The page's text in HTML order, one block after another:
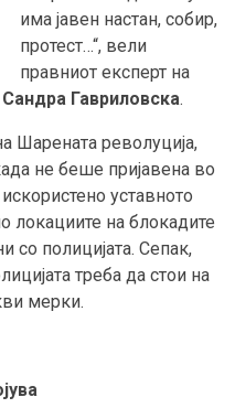
има јавен настан, собир,
протест…“, вели
правниот експерт на
Сандра Гавриловска.
Шарената револуција,
не беше пријавена во
уставното
локациите на блокадите
со полицијата. Сепак,
треба да стои на
мерки.